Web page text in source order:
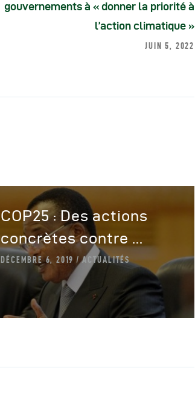
gouvernements à « donner la priorité à
l’action climatique »
JUIN 5, 2022
COP25 : Des actions
concrètes contre ...
DÉCEMBRE 6, 2019 ACTUALITÉS